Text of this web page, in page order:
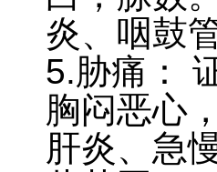
炎、咽鼓
5.胁痛：
胸闷恶心
肝炎、急